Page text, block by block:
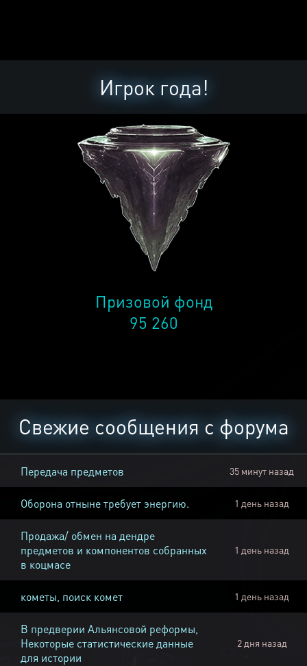
Игрок года!
Призовой фонд
95 260
Свежие сообщения с форума
Передача предметов 35 минут назад
Оборона отныне требует энергию. 1 день назад
Продажа/ обмен на дендре
предметов и компонентов собранных
в коцмасе
1 день назад
кометы, поиск комет 1 день назад
В предверии Альянсовой реформы,
Некоторые статистические данные
для истории
2 дня назад